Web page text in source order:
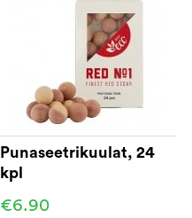
Punaseetrikuulat, 24
kpl
€6.90